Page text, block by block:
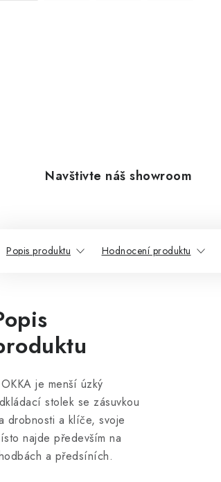
Navštivte náš showroom
Popis produktu Hodnocení produktu
je menší úzký
stolek se zásuvkou
drobnosti a klíče, svoje
najde především na
a předsíních.